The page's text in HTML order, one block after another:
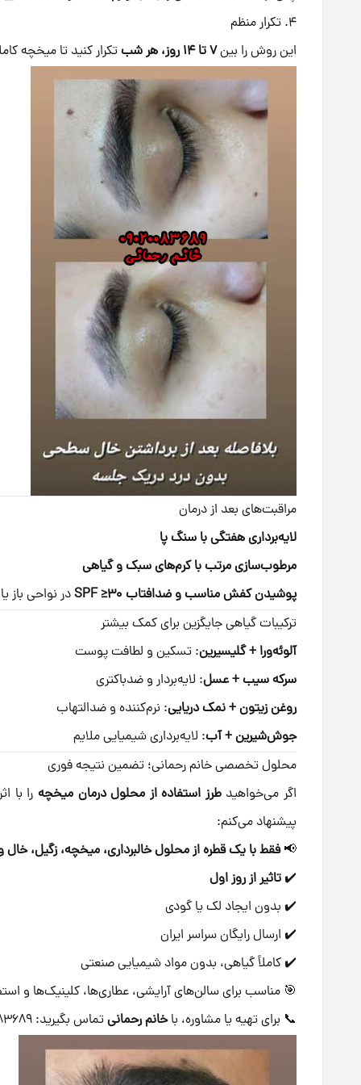
۴. تکرار منظم
این روش را بین۷ تا ۱۴ روز، هر شب تکرار کنید تا میخچه
مراقبت‌های بعد از درمان
لایه‌برداری هفتگی با سنگ پا
مرطوب‌سازی مرتب با کرم‌های سبک و گیاهی
پوشیدن کفش مناسب و ضدافتاب SPF ≥۳۰
در نواحی
ترکیبات گیاهی جایگزین برای کمک بیشتر
آلوئه‌ورا + گلیسیرین: تسکین و لطافت پوست
سرکه سیب + عسل: لایه‌بردار و ضدباکتری
روغن زیتون + نمک دریایی: نرم‌کننده و ضدالتهاب
جوش‌شیرین + آب: لایه‌برداری شیمیایی ملایم
محلول تخصصی خانم رحمانی؛ تضمین نتیجه فوری
اگر می‌خواهیدطرز استفاده از محلول درمان میخچهرا با
پیشنهاد می‌کنم:
📢فقط با یک قطره از محلول خالبرداری، میخچه، زگیل،
✔️تاثیر از روز اول
✔️ بدون ایجاد لک یا گودی
✔️ ارسال رایگان سراسر ایران
✔️ کاملاً گیاهی، بدون مواد شیمیایی صنعتی
🎯 مناسب برای سالن‌های آرایشی، عطاری‌ها، کلینیک‌ها و
📞 برای تهیه یا مشاوره، باخانم رحمانیتماس بگیرید: ۰۹۰۲۰۰۸۳۶۸۹